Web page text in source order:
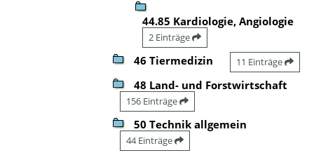
44.85 Kardiologie, Angiologie
2 Einträge
46 Tiermedizin 11 Einträge
48 Land- und Forstwirtschaft
156 Einträge
50 Technik allgemein
44 Einträge